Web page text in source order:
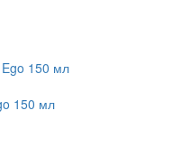
150 мл